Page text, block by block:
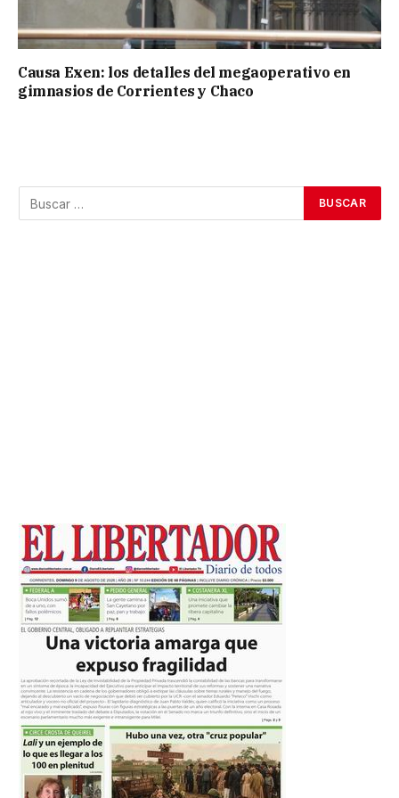
Causa Exen: los detalles del megaoperativo en
gimnasios de Corrientes y Chaco